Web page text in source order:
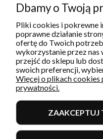
Serwis
pon-pt: 8:30 - 16:30
577 609 633
INFORMACJE
Dbamy o Twoją
Pliki cookies i pokrewne
poprawne działanie
ofertę do Twoich
wykorzystanie przez
przejść do sklepu lub
swoich preferencji,
Więcej o plikach cookies
prywatności.
ZAAKCEPTUJ